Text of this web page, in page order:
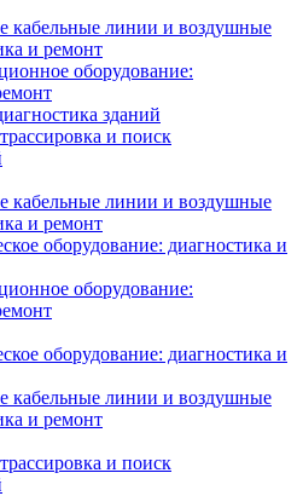
кабельные линии и воздушные
и ремонт
оборудование:
зданий
и поиск
кабельные линии и воздушные
и ремонт
оборудование: диагностика и
оборудование:
оборудование: диагностика и
кабельные линии и воздушные
и ремонт
и поиск